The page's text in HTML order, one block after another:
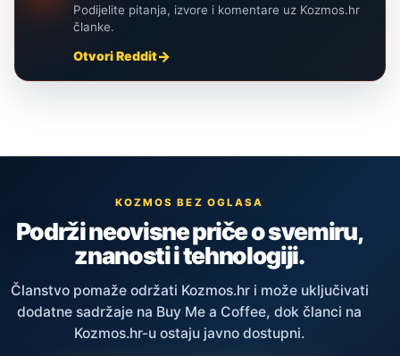
Podijelite pitanja, izvore i komentare uz Kozmos.hr
članke.
Otvori Reddit
KOZMOS BEZ OGLASA
Podrži neovisne priče o svemiru,
znanosti i tehnologiji.
Članstvo pomaže održati Kozmos.hr i može uključivati
dodatne sadržaje na Buy Me a Coffee, dok članci na
Kozmos.hr-u ostaju javno dostupni.